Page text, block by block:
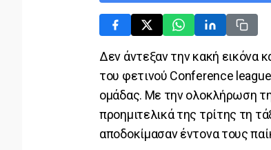
Δεν άντεξαν την κακή εικόνα
του φετινού Conference
ομάδας. Με την ολοκλήρωση
προημιτελικά της τρίτης τη
αποδοκίμασαν έντονα τους